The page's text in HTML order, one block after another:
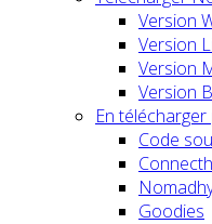
Version
Version
Version
Version
En télécharger
Code
Goodies